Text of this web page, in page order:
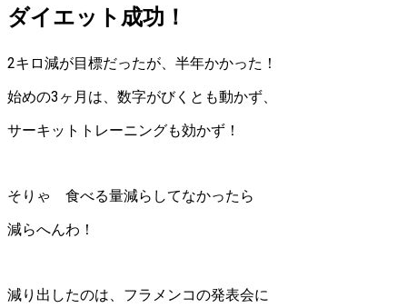
ダイエット成功！
2キロ減が目標だったが、半年かかった！
始めの3ヶ月は、数字がびくとも動かず、
サーキットトレーニングも効かず！
そりゃ 食べる量減らしてなかったら
減らへんわ！
減り出したのは、フラメンコの発表会に